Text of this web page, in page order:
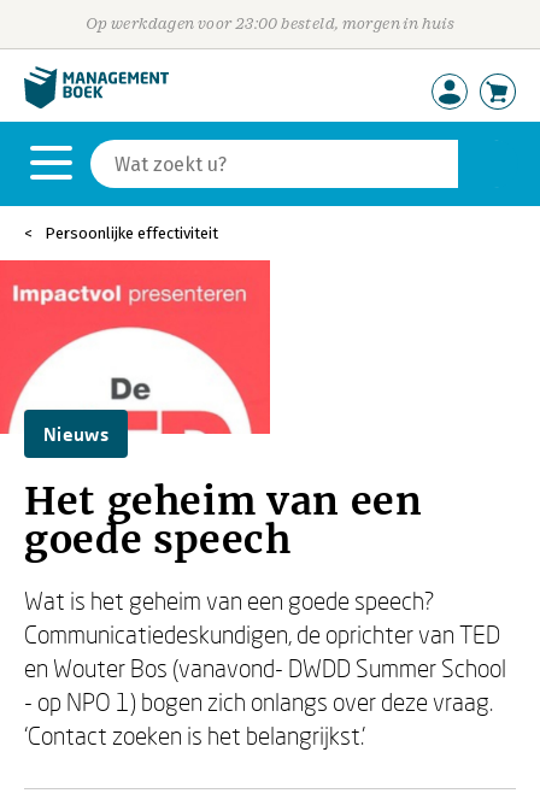
Op werkdagen voor 23:00 besteld, morgen in huis
Persoonlijke effectiviteit
Nieuws
Het geheim van een
goede speech
Wat is het geheim van een goede speech?
Communicatiedeskundigen, de oprichter van TED
en Wouter Bos (vanavond- DWDD Summer School
- op NPO 1) bogen zich onlangs over deze vraag.
‘Contact zoeken is het belangrijkst.’